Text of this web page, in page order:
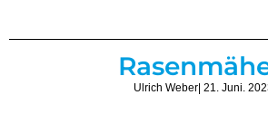
Ulrich Weber| 21. Juni.